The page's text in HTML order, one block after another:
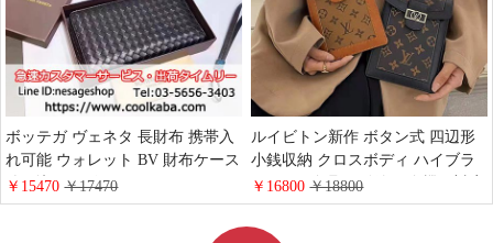
ボッテガ ヴェネタ 長財布 携帯入
れ可能 ウォレット BV 財布ケース
編み込みデザイン
iphone/galaxy/xperiaケース 全機種
対応 メンズ ビジネスマン向けの
￥15470￥17470
ルイビトン新作 ボタン式 四辺形
小銭収納 クロスボディ ハイブラ
ンド LV 金具ロゴ付き 全機種対応
アイフォン12promax/12miniカバー
ヴィトン 人造革 ギャラクシー
￥16800￥18800